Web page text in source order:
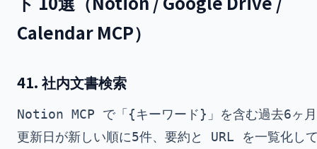
Calendar MCP）
41. 社内文書検索
Notion MCP で「{キーワード}」を含む過去6ヶ月